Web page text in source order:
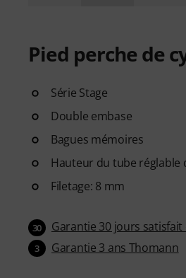
Pied perche de
Série Stage
Double embase
Bagues mémoires
Hauteur du tube réglable
Filetage: 8 mm
30 Garantie 30 jours
3 Garantie 3 ans Thomann